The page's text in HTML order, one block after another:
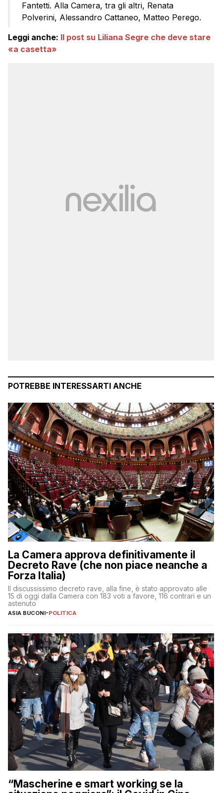
Fantetti. Alla Camera, tra gli altri, Renata
Polverini, Alessandro Cattaneo, Matteo Perego.
Leggi anche: Il post su Liliana Segre che deve stare
«a casetta»
POTREBBE INTERESSARTI ANCHE
La Camera approva definitivamente il
Decreto Rave (che non piace neanche a
Forza Italia)
Il discussissimo decreto rave, alla fine, è stato approvato alle
15 di oggi dalla Camera con 183 voti a favore, 116 contrari e un
astenuto
ASIA BUCONI-POLITICA
“Mascherine e smart working se la